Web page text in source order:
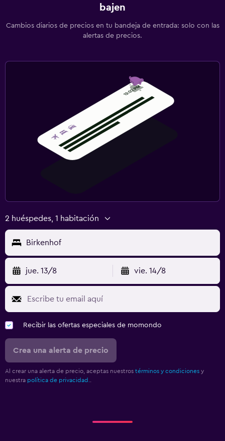
bajen
Cambios diarios de precios en tu bandeja de entrada: solo con las
alertas de precios.
2 huéspedes, 1 habitación
Birkenhof
jue. 13/8 vie. 14/8
Recibir las ofertas especiales de momondo
Crea una alerta de precio
Al crear una alerta de precio, aceptas nuestros términos y condiciones y
nuestra política de privacidad.